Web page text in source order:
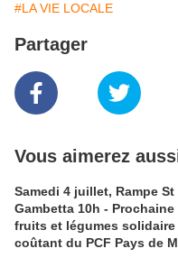
#LA VIE LOCALE
Partager
Vous aimerez
Samedi 4 juillet, Rampe
Gambetta 10h -
fruits et légumes solidaire
coûtant du PCF Pays de